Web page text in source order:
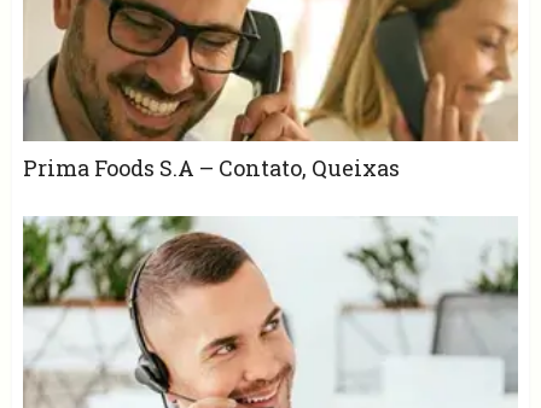
Prima Foods S.A – Contato, Queixas